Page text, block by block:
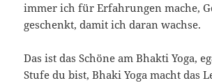
immer ich für Erfahrungen mache,
geschenkt, damit ich daran wachse.
Das ist das Schöne am Bhakti Yoga,
Stufe du bist, Bhaki Yoga macht das